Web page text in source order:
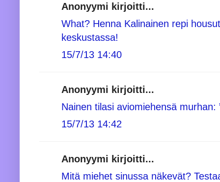
Anonyymi kirjoitti...
What? Henna Kalinainen repi
keskustassa!
15/7/13 14:40
Anonyymi kirjoitti...
Nainen tilasi aviomiehensä murhan:
15/7/13 14:42
Anonyymi kirjoitti...
Mitä miehet sinussa näkevät?